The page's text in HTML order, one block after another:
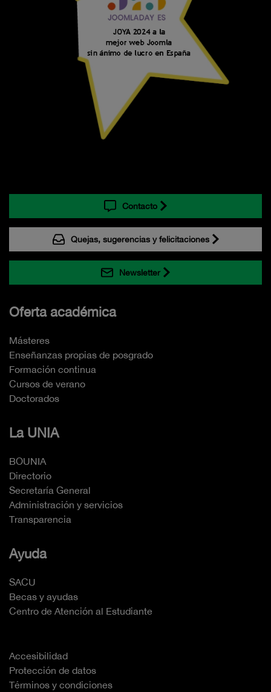
Contacto
Quejas, sugerencias y felicitaciones
Newsletter
Oferta académica
Másteres
Enseñanzas propias de posgrado
Formación continua
Cursos de verano
Doctorados
La UNIA
BOUNIA
Directorio
Secretaría General
Administración y servicios
Transparencia
Ayuda
SACU
Becas y ayudas
Centro de Atención al Estudiante
Accesibilidad
Protección de datos
Términos y condiciones